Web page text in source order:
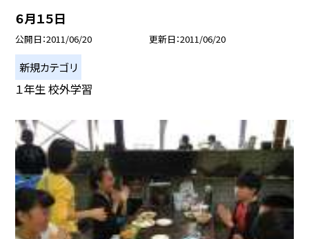
６月１５日
公開日 2011/06/20 更新日 2011/06/20
新規カテゴリ
１年生 校外学習